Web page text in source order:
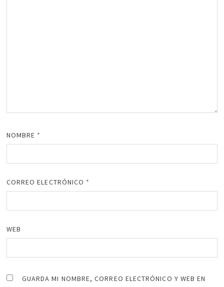
NOMBRE *
CORREO ELECTRÓNICO *
WEB
GUARDA MI NOMBRE, CORREO ELECTRÓNICO Y WEB EN